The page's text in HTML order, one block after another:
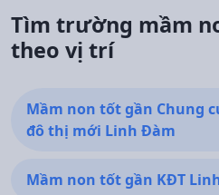
Tìm trường mầm
theo vị trí
Mầm non tốt gần Chung
đô thị mới Linh Đàm
Mầm non tốt gần KĐT